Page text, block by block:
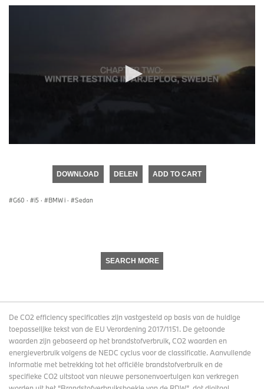
DOWNLOAD DELEN ADD TO CART
G60 · i5 · BMW i · Sedan
SEARCH MORE
De CO2 efficiency specificaties zijn vastgesteld op basis van de huidige
toepasselijke tekst van de EU Verordening 2017/1151. De getoonde
waarden zijn gebaseerd op het brandstofverbruik, CO2 waarden en
energieverbruik volgens de NEDC cyclus voor de classificatie. Aanvullende
informatie met betrekking tot het officiële brandstofverbruik en de
specifieke CO2 uitstoot van nieuwe personenvoertuigen kan verkregen